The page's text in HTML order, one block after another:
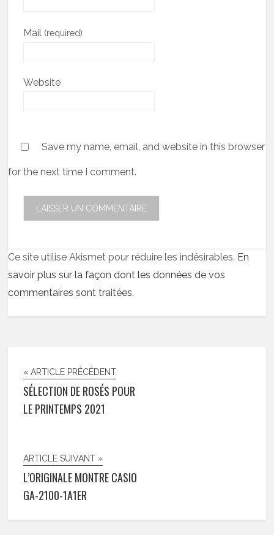
Mail (required)
Website
Save my name, email, and website in this browser
for the next time I comment.
Ce site utilise Akismet pour réduire les indésirables. En
savoir plus sur la façon dont les données de vos
commentaires sont traitées.
« ARTICLE PRÉCÉDENT
SÉLECTION DE ROSÉS POUR
LE PRINTEMPS 2021
ARTICLE SUIVANT »
L’ORIGINALE MONTRE CASIO
GA-2100-1A1ER